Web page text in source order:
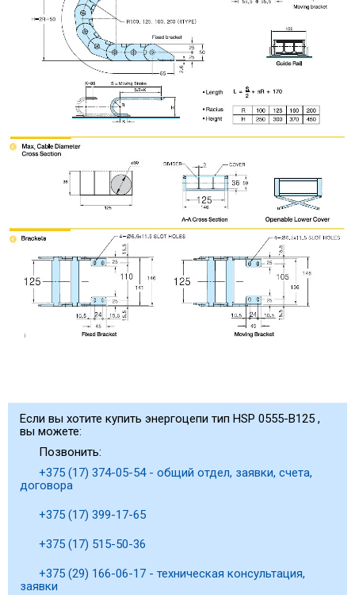
Если вы хотите купить энергоцепи тип HSP 0555-B125 ,
вы можете:
Позвонить:
+375 (17) 374-05-54 - общий отдел, заявки, счета,
договора
+375 (17) 399-17-65
+375 (17) 515-50-36
+375 (29) 166-06-17 - техническая консультация,
заявки